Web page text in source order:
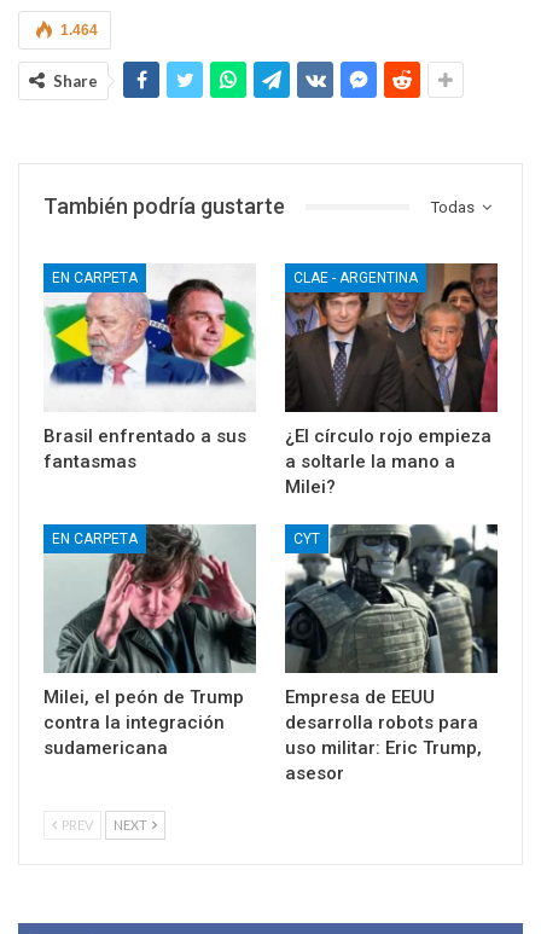
1.464
Share
Todas
También podría gustarte
EN CARPETA
Brasil enfrentado a sus
fantasmas
CLAE - ARGENTINA
¿El círculo rojo empieza
a soltarle la mano a
Milei?
EN CARPETA
Milei, el peón de Trump
contra la integración
sudamericana
CYT
Empresa de EEUU
desarrolla robots para
uso militar: Eric Trump,
asesor
PREV NEXT